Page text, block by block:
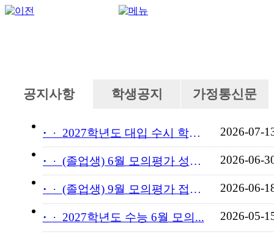
공지사항 학생공지 가정통신문
· 2027학년도 대입 수시 학교... 2026-07-
· (졸업생) 6월 모의평가 성적... 2026-06-
· (졸업생) 9월 모의평가 접수... 2026-06-
· 2027학년도 수능 6월 모의... 2026-05-